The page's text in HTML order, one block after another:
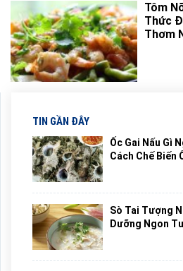
Tôm
Thức
Thơm
TIN GẦN ĐÂY
Ốc Gai Nấu Gì
Cách Chế Biến
Sò Tai Tượng
Dưỡng Ngon